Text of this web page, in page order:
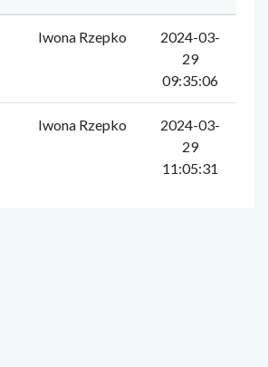
Iwona Rzepko
2024-03-
29
09:35:06
Iwona Rzepko
2024-03-
29
11:05:31